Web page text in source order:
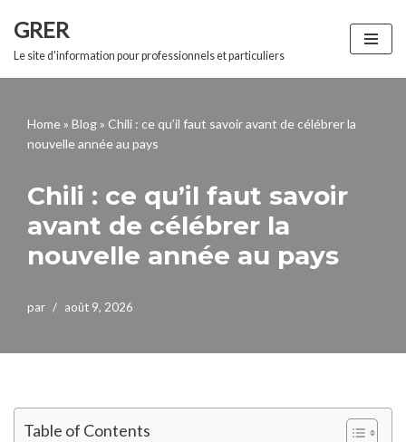
Aller
GRER
Le site d'information pour professionnels et particuliers
Home » Blog » Chili : ce qu’il faut savoir avant de célébrer la
nouvelle année au pays
Chili : ce qu’il faut savoir
avant de célébrer la
nouvelle année au pays
par août 9, 2026
Table of Contents